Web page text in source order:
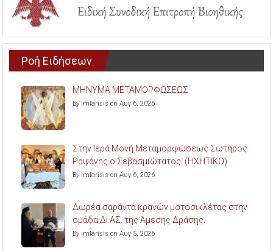
Ροή Ειδήσεων
ΜΗΝΥΜΑ ΜΕΤΑΜΟΡΦΩΣΕΩΣ
By imlarisis on Αυγ 6, 2026
Στην Ιερά Μονή Μεταμορφώσεως Σωτήρος
Ραψάνης ο Σεβασμιώτατος. (ΗΧΗΤΙΚΟ)
By imlarisis on Αυγ 6, 2026
Δωρέα σαράντα κρανών μοτοσικλέτας στην
ομάδα ΔΙ.ΑΣ. της Άμεσης Δράσης.
By imlarisis on Αυγ 5, 2026